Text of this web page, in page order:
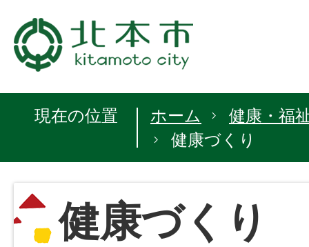
現在の位置 ホーム
健康・福
健康づくり
健康づくり